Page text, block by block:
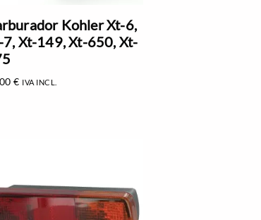
Kohler Xt-6,
Xt-149, Xt-650, Xt-
€ IVA INCL.